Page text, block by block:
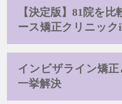
【決定版】81院を
ース矯正クリニック
インビザライン矯正
一挙解決